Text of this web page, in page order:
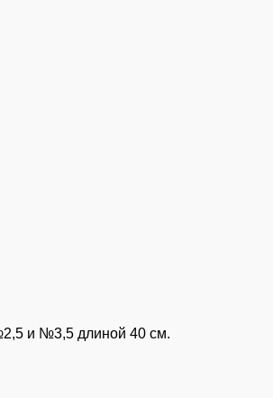
и №3,5 длиной 40 см.